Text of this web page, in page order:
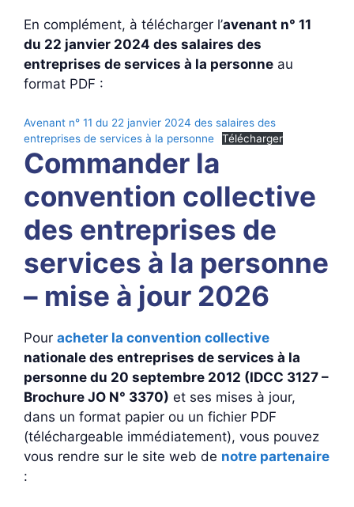
En complément, à télécharger l’avenant n° 11
du 22 janvier 2024 des salaires des
entreprises de services à la personne au
format PDF :
Avenant n° 11 du 22 janvier 2024 des salaires des
entreprises de services à la personne
Télécharger
Commander la
convention collective
des entreprises de
services à la personne
– mise à jour 2026
Pour acheter la convention collective
nationale des entreprises de services à la
personne du 20 septembre 2012 (IDCC 3127 –
Brochure JO N° 3370) et ses mises à jour,
dans un format papier ou un fichier PDF
(téléchargeable immédiatement), vous pouvez
vous rendre sur le site web de notre partenaire
: